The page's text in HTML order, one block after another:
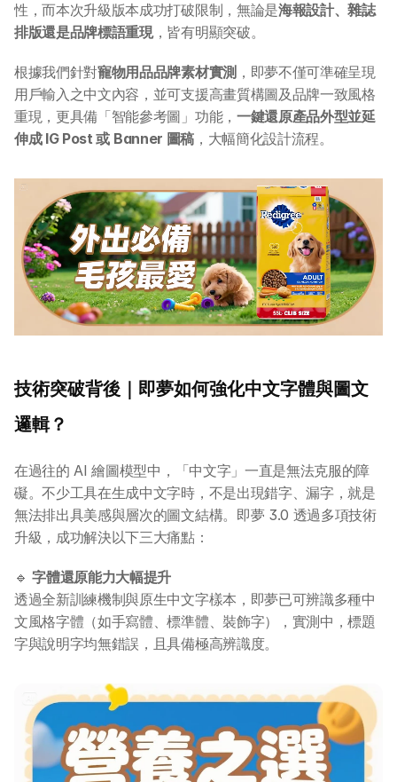
性，而本次升級版本成功打破限制，無論是海報設計、雜誌
排版還是品牌標語重現，皆有明顯突破。
根據我們針對寵物用品品牌素材實測 ，即夢不僅可準確呈現
用戶輸入之中文內容，並可支援高畫質構圖及品牌一致風格
重現，更具備「智能參考圖」功能， 一鍵還原產品外型並延
伸成 IG Post 或 Banner 圖稿，大幅簡化設計流程。
技術突破背後｜即夢如何強化中文字體與圖文
邏輯？
在過往的 AI 繪圖模型中，「中文字」一直是無法克服的障
礙。不少工具在生成中文字時，不是出現錯字、漏字，就是
無法排出具美感與層次的圖文結構。即夢 3.0 透過多項技術
升級，成功解決以下三大痛點：
🔹 字體還原能力大幅提升
透過全新訓練機制與原生中文字樣本，即夢已可辨識多種中
文風格字體（如手寫體、標準體、裝飾字），實測中，標題
字與說明字均無錯誤，且具備極高辨識度。